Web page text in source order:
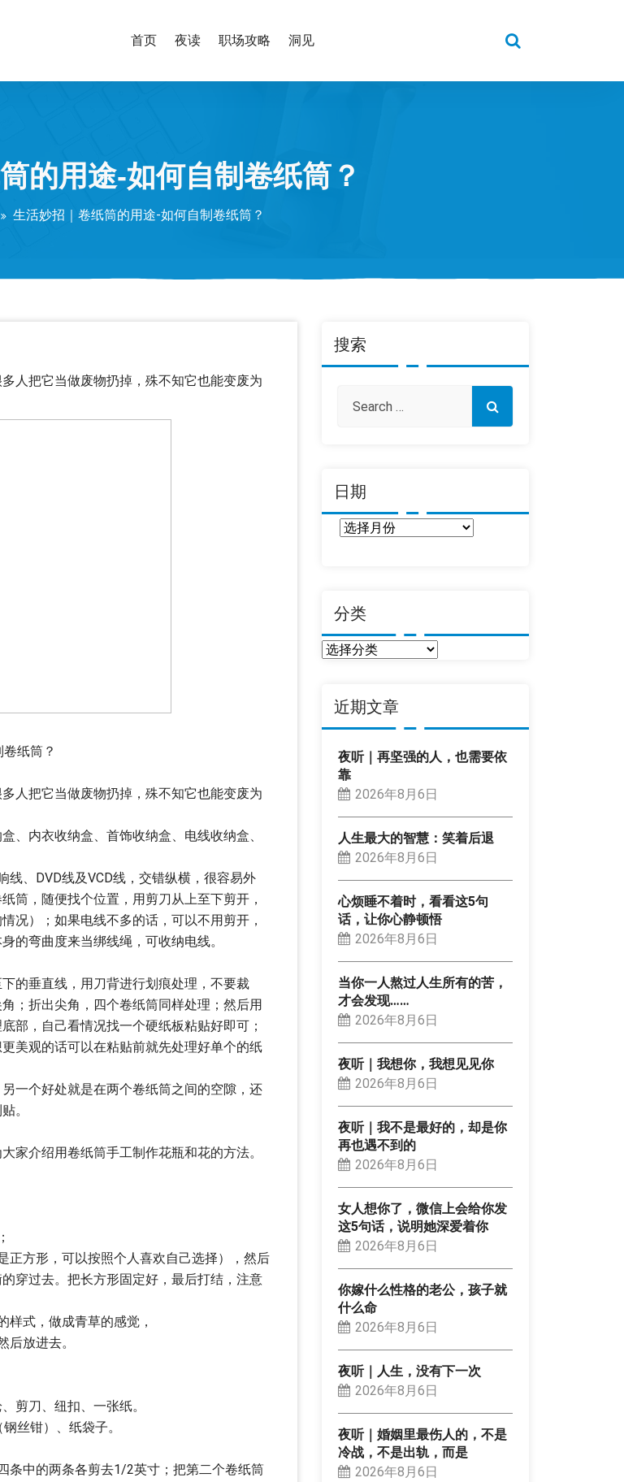
首页 夜读 职场攻略 洞见
的用途-如何自制卷纸筒？
生活妙招｜卷纸筒的用途-如何自制卷纸筒？
人把它当做废物扔掉，殊不知它也能变废为
纸筒？
人把它当做废物扔掉，殊不知它也能变废为
、内衣收纳盒、首饰收纳盒、电线收纳盒、
、DVD线及VCD线，交错纵横，很容易外
筒，随便找个位置，用剪刀从上至下剪开，
况）；如果电线不多的话，可以不用剪开，
的弯曲度来当绑线绳，可收纳电线。
的垂直线，用刀背进行划痕处理，不要裁
；折出尖角，四个卷纸筒同样处理；然后用
部，自己看情况找一个硬纸板粘贴好即可；
美观的话可以在粘贴前就先处理好单个的纸
一个好处就是在两个卷纸筒之间的空隙，还
。
家介绍用卷纸筒手工制作花瓶和花的方法。
正方形，可以按照个人喜欢自己选择），然后
穿过去。把长方形固定好，最后打结，注意
式，做成青草的感觉，
放进去。
剪刀、纽扣、一张纸。
丝钳）、纸袋子。
条中的两条各剪去1/2英寸；把第二个卷纸筒
搜索
日期
分类
分
近期文章
夜听｜再坚强的人，也需要依
靠
2026年8月6日
人生最大的智慧：笑着后退
2026年8月6日
心烦睡不着时，看看这5句
话，让你心静顿悟
2026年8月6日
当你一人熬过人生所有的苦，
才会发现……
2026年8月6日
夜听｜我想你，我想见见你
2026年8月6日
夜听｜我不是最好的，却是你
再也遇不到的
2026年8月6日
女人想你了，微信上会给你发
这5句话，说明她深爱着你
2026年8月6日
你嫁什么性格的老公，孩子就
什么命
2026年8月6日
夜听｜人生，没有下一次
2026年8月6日
夜听｜婚姻里最伤人的，不是
冷战，不是出轨，而是
2026年8月6日